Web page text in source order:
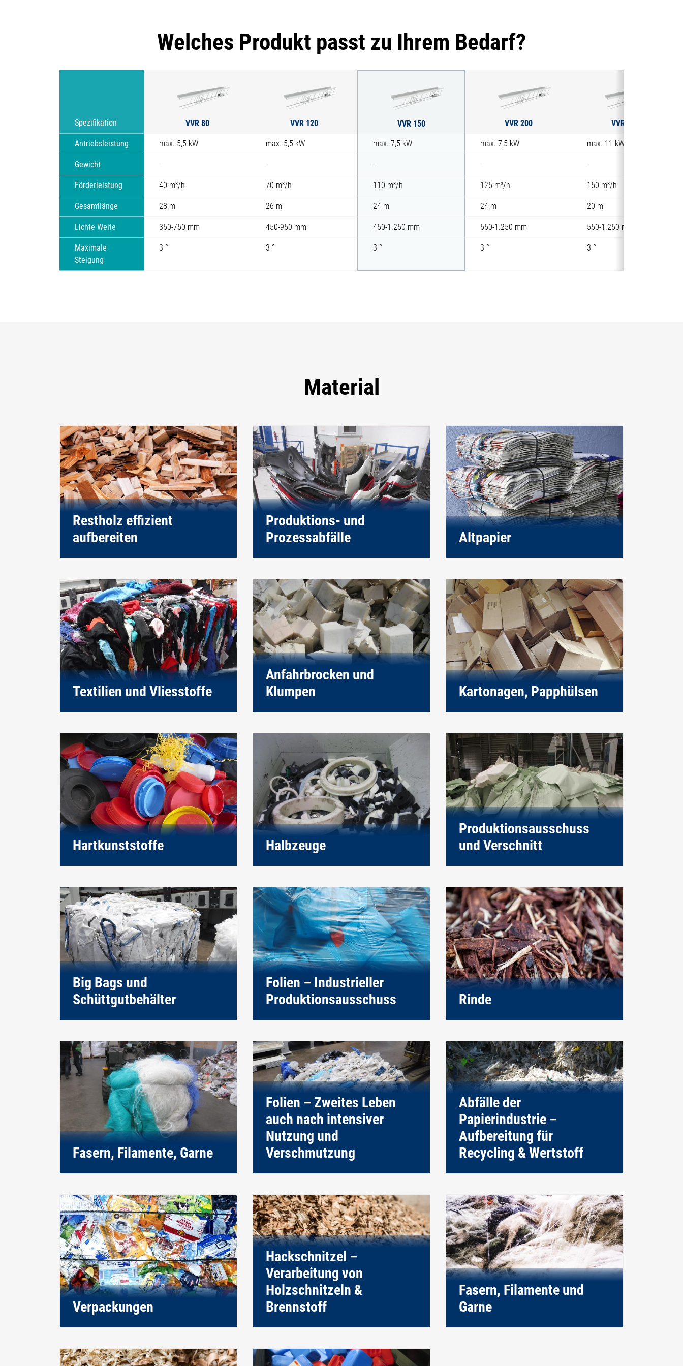
Welches Produkt passt zu Ihrem Bedarf?
Spezifikation VVR 80 VVR 120 VVR 150 VVR 200 VVR 250
Antriebsleistung max. 5,5 kW max. 5,5 kW max. 7,5 kW max. 7,5 kW max. 11 kW
Gewicht - - - - -
Förderleistung 40 m³/h 70 m³/h 110 m³/h 125 m³/h 150 m³/h
Gesamtlänge 28 m 26 m 24 m 24 m 20 m
Lichte Weite 350-750 mm 450-950 mm 450-1.250 mm 550-1.250 mm 550-1.250 mm
Maximale
Steigung
3 ° 3 ° 3 ° 3 ° 3 °
Material
Restholz effizient
aufbereiten
Produktions- und
Prozessabfälle
Altpapier
Textilien und Vliesstoffe
Anfahrbrocken und
Klumpen
Kartonagen, Papphülsen
Hartkunststoffe Halbzeuge
Produktionsausschuss
und Verschnitt
Big Bags und
Schüttgutbehälter
Folien – Industrieller
Produktionsausschuss
Rinde
Fasern, Filamente, Garne
Folien – Zweites Leben
auch nach intensiver
Nutzung und
Verschmutzung
Abfälle der
Papierindustrie –
Aufbereitung für
Recycling & Wertstoff
Verpackungen
Hackschnitzel –
Verarbeitung von
Holzschnitzeln &
Brennstoff
Fasern, Filamente und
Garne